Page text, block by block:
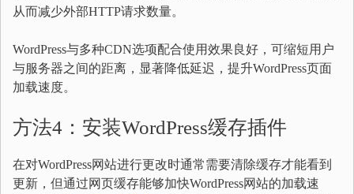
从而减少外部HTTP请求数量。
WordPress与多种CDN选项配合使用效果良好，可缩短用户
与服务器之间的距离，显著降低延迟，提升WordPress页面
加载速度。
方法4：安装WordPress缓存插件
在对WordPress网站进行更改时通常需要清除缓存才能看到
更新，但通过网页缓存能够加快WordPress网站的加载速